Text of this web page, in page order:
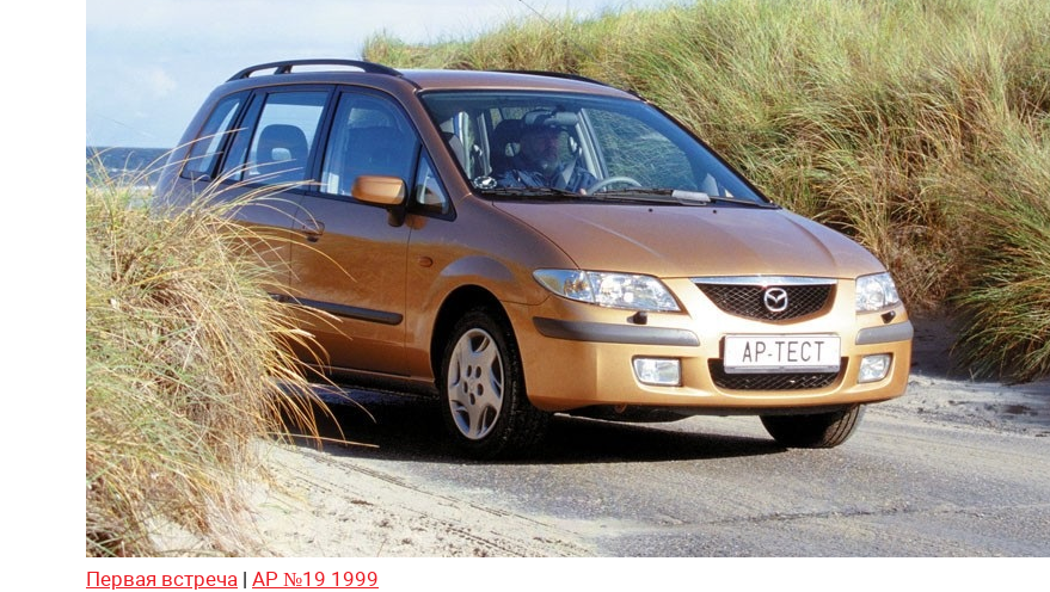
Первая встреча | АР №19 1999